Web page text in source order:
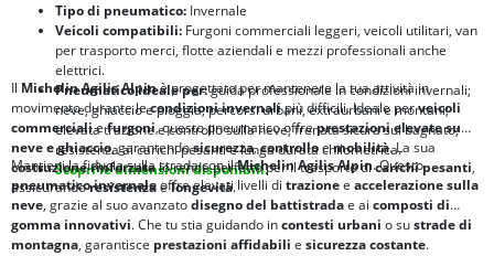
Tipo di pneumatico: Invernale
Veicoli compatibili: Furgoni commerciali leggeri, veicoli utilitari, van
per trasporto merci, flotte aziendali e mezzi professionali anche
elettrici.
Pneumatico ideale per:guida professionale in condizioni invernali;
neve, ghiaccio e pioggia; percorsi urbani, extraurbani e montani;
elevata trazione e controllo sulla neve; frenata sicura sul bagnato;
resistenza ai carichi pesanti e lunga durata chilometrica.
Scopri le dimensioni disponibili.
Il Michelin Agilis Alpinè progettato per mantenere la tua attività in
movimento durante lecondizioni invernalipiù difficili. Ideale perveicoli
commercialiefurgoni, questo pneumatico offreprestazioni elevate su
neve e ghiaccio, garantendosicurezza,controlloemobilità. La sua
costruzione rinforzatalo rende perfetto per il trasporto dicarichi pesanti,
assicurandoresistenzaelongevità.
Mantieni la fiducia sulla strada con ilMichelin Agilis Alpin. Questo
pneumatico invernaleoffre elevati livelli di trazionee accelerazione sulla
neve, grazie al suo avanzatodisegno del battistradae ai composti di
gomma innovativi. Che tu stia guidando incontesti urbani o sustrade di
montagna, garantisce prestazioni affidabili e sicurezza costante.